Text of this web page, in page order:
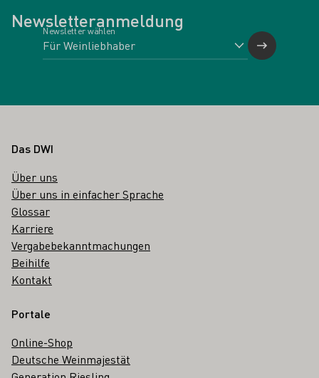
Newsletteranmeldung
Newsletter wählen
Fußbereich
Das DWI
Über uns
Über uns in einfacher Sprache
Glossar
Karriere
Vergabebekanntmachungen
Beihilfe
Kontakt
Portale
Online-Shop
Deutsche Weinmajestät